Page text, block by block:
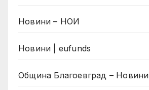
Новини – НОИ
Новини | eufunds
Община Благоевград – Новини